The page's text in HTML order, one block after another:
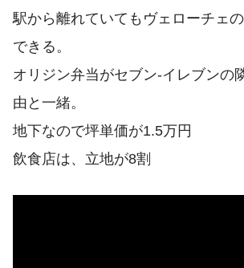
駅から離れていてもヴェローチェ
できる。
オリジン弁当がセブン-イレブンの
由と一緒。
地下なので坪単価が1.5万円
飲食店は、立地が8割